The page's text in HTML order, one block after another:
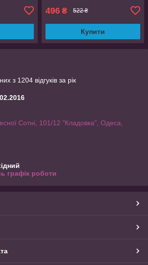
496 ₴ 522 ₴
Купити
з 1204 відгуків за рік
Сотні, 101/12 "Кладовка", Одеса,
графік роботи